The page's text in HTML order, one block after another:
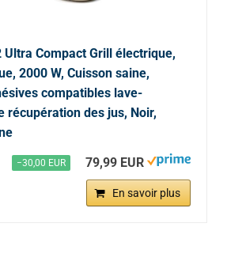
Ultra Compact Grill électrique,
2000 W, Cuisson saine,
compatibles lave-
récupération des jus, Noir,
−30,00 EUR 79,99 EUR
En savoir plus